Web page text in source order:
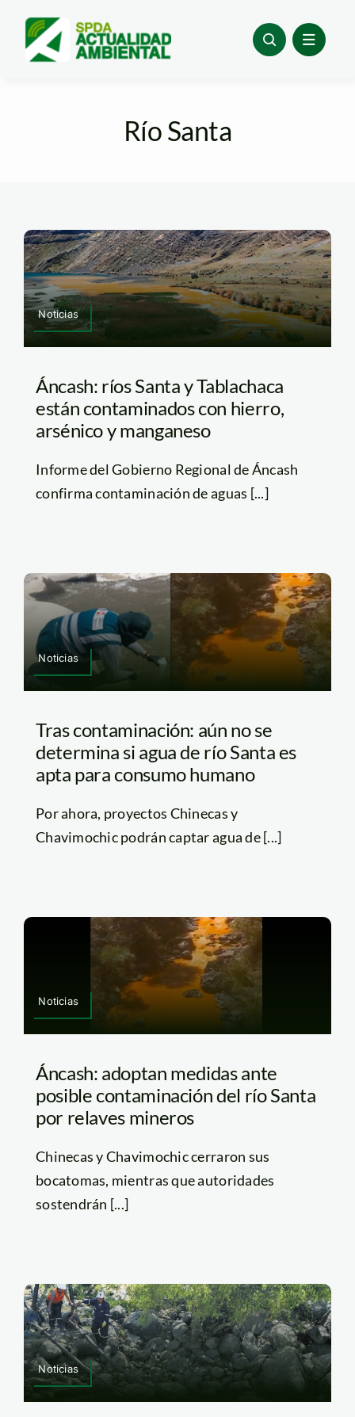
content
Río Santa
Noticias
Áncash: ríos Santa y Tablachaca
están contaminados con hierro,
arsénico y manganeso
Informe del Gobierno Regional de Áncash
confirma contaminación de aguas [...]
Noticias
Tras contaminación: aún no se
determina si agua de río Santa es
apta para consumo humano
Por ahora, proyectos Chinecas y
Chavimochic podrán captar agua de [...]
Noticias
Áncash: adoptan medidas ante
posible contaminación del río Santa
por relaves mineros
Chinecas y Chavimochic cerraron sus
bocatomas, mientras que autoridades
sostendrán [...]
Noticias